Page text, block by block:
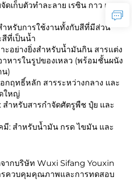
เก็บตัวทำละลาย เรซิน กาว และ
ำหรับการใช้งานทั้งกับสีที่มีส่วน
ที่เป็นน้ำ
ะอย่างยิ่งสำหรับน้ำมันกิน สารแต่ง
หารในรูปของเหลว (พร้อมชั้นผนัง
น)
กฤทธิ์หลัก สารระหว่างกลาง และ
ใหญ่
ำหรับสารกำจัดศัตรูพืช ปุ๋ย และ
: สำหรับน้ำมัน กรด ไขมัน และ
ากบริษัท Wuxi Sifang Youxin
รควบคุมคุณภาพและการทดสอบ